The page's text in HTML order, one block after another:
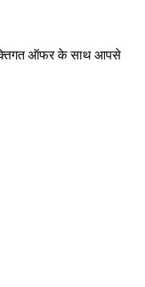
ऑफर के साथ आपसे